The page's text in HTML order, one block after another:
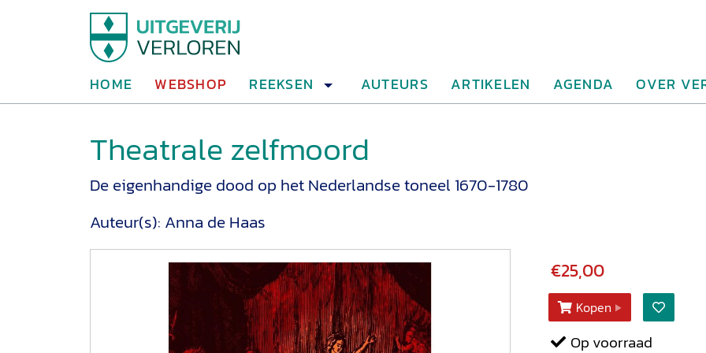
HOME WEBSHOP REEKSEN AUTEURS ARTIKELEN AGENDA OVER
Theatrale zelfmoord
De eigenhandige dood op het Nederlandse toneel 1670-1780
Auteur(s): Anna de Haas
€25,00
Kopen
Op voorraad